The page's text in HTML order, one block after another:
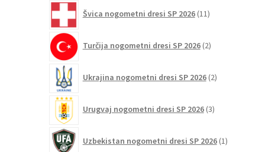
Švica nogometni dresi SP 2026 11izdelkov
Turčija nogometni dresi SP 2026 2izdelka
Ukrajina nogometni dresi SP 2026 2izdelka
Urugvaj nogometni dresi SP 2026 3izdelki
Uzbekistan nogometni dresi SP 2026 1izdelek